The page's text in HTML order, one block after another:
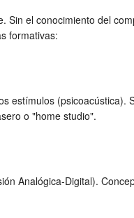
Sin el conocimiento del
formativas:
estímulos (psicoacústica).
o "home studio".
Analógica-Digital).